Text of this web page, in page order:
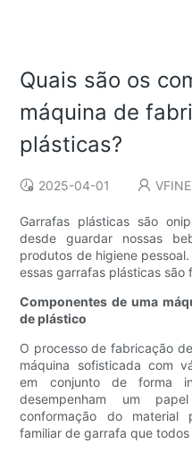
Quais são os
máquina de
plásticas?
2025-04-01 VFINE
Garrafas plásticas são
desde guardar nossas
produtos de higiene
essas garrafas plásticas são
Componentes de uma
de plástico
O processo de fabricação
máquina sofisticada com
em conjunto de forma
desempenham um
conformação do material
familiar de garrafa que